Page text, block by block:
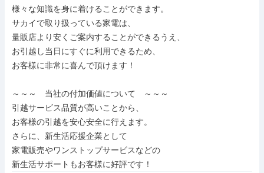
様々な知識を身に着けることができます。
サカイで取り扱っている家電は、
量販店より安くご案内することができるうえ、
お引越し当日にすぐに利用できるため、
お客様に非常に喜んで頂けます！
～～～　当社の付加価値について　～～～
引越サービス品質が高いことから、
お客様の引越を安心安全に行えます。
さらに、新生活応援企業として
家電販売やワンストップサービスなどの
新生活サポートもお客様に好評です！